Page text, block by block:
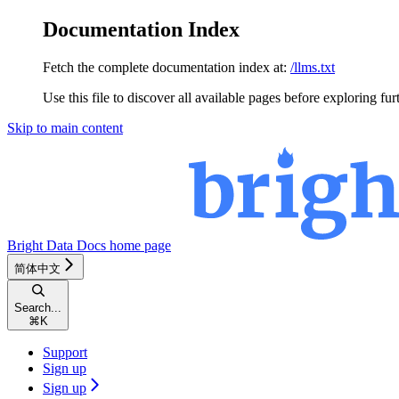
Documentation Index
Fetch the complete documentation index at: /llms.txt
Use this file to discover all available pages before exploring
Skip to main content
Bright Data Docs home page
简体中文
Search...
⌘ K
Support
Sign up
Sign up